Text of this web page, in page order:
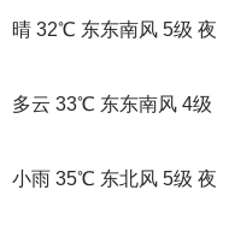
晴 32℃ 东东南风 5级 夜
多云 33℃ 东东南风 4级
小雨 35℃ 东北风 5级 夜